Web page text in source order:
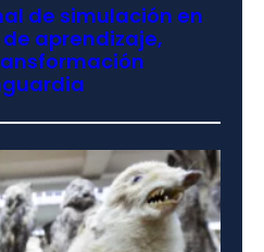
de simulación en
aprendizaje,